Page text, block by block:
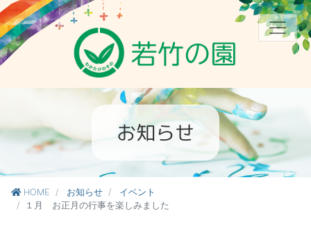
お知らせ
HOME お知らせ
イベント
１月 お正月の行事を楽しみました